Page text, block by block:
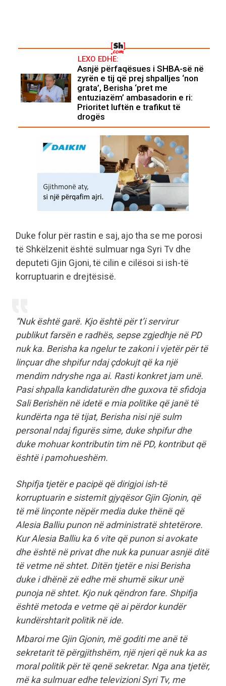
LEXO EDHE:
Asnjë përfaqësues i SHBA-së në
zyrën e tij që prej shpalljes ‘non
grata’, Berisha ‘pret me
entuziazëm’ ambasadorin e ri:
Prioritet luftën e trafikut të
drogës
Duke folur për rastin e saj, ajo tha se me porosi
të Shkëlzenit është sulmuar nga Syri Tv dhe
deputeti Gjin Gjoni, të cilin e cilësoi si ish-të
korruptuarin e drejtësisë.
“Nuk është garë. Kjo është për t’i servirur
publikut farsën e radhës, sepse zgjedhje në PD
nuk ka. Berisha ka ngelur te zakoni i vjetër për të
linçuar dhe shpifur ndaj çdokujt që ka një
mendim ndryshe nga ai. Rasti konkret jam unë.
Pasi shpalla kandidaturën dhe guxova të sfidoja
Sali Berishën në idetë e mia politike që janë të
kundërta nga të tijat, Berisha nisi një sulm
personal ndaj figurës sime, duke shpifur dhe
duke mohuar kontributin tim në PD, kontribut që
është i pamohueshëm.
Shpifja tjetër e pacipë që dirigjoi ish-të
korruptuarin e sistemit gjyqësor Gjin Gjonin, që
të më linçonte nëpër media duke thënë që
Alesia Balliu punon në administratë shtetërore.
Kur Alesia Balliu ka 6 vite që punon si avokate
dhe është në privat dhe nuk ka punuar asnjë ditë
të vetme në shtet. Ditën tjetër e nisi Berisha
duke i dhënë zë edhe më shumë sikur unë
punoja në shtet. Kjo nuk qëndron fare. Shpifja
është metoda e vetme që ai përdor kundër
kundërshtarit politik në ide.
Mbaroi me Gjin Gjonin, më goditi me anë të
sekretarit të përgjithshëm, një njeri që nuk ka as
moral politik për të qenë sekretar. Nga ana tjetër,
më ka sulmuar edhe televizioni Syri Tv, me